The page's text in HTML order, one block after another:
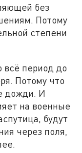
без
Потому
степени
всё период до
Потому что
дожди. И
на военные
будут
через поля,